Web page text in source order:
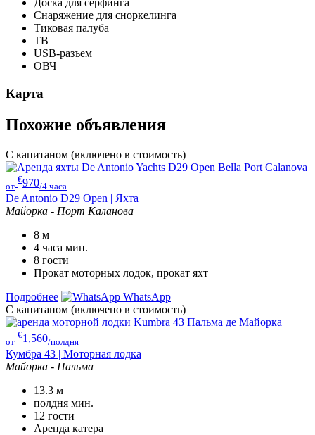
Доска для серфинга
Снаряжение для сноркелинга
Тиковая палуба
ТВ
USB-разъем
ОВЧ
Карта
Похожие объявления
С капитаном (включено в стоимость)
от
€970/4 часа
De Antonio D29 Open | Яхта
Майорка - Порт Каланова
8 м
4 часа мин.
8 гости
Прокат моторных лодок, прокат яхт
Подробнее
WhatsApp
С капитаном (включено в стоимость)
от
€1,560/полдня
Кумбра 43 | Моторная лодка
Майорка - Пальма
13.3 м
полдня мин.
12 гости
Аренда катера